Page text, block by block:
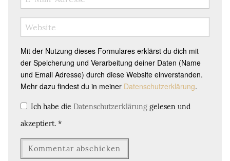
Mit der Nutzung dieses Formulares erklärst du dich mit
der Speicherung und Verarbeitung deiner Daten (Name
und Email Adresse) durch diese Website einverstanden.
Mehr dazu findest du in meiner Datenschutzerklärung.
Ich habe die Datenschutzerklärung gelesen und
akzeptiert. *